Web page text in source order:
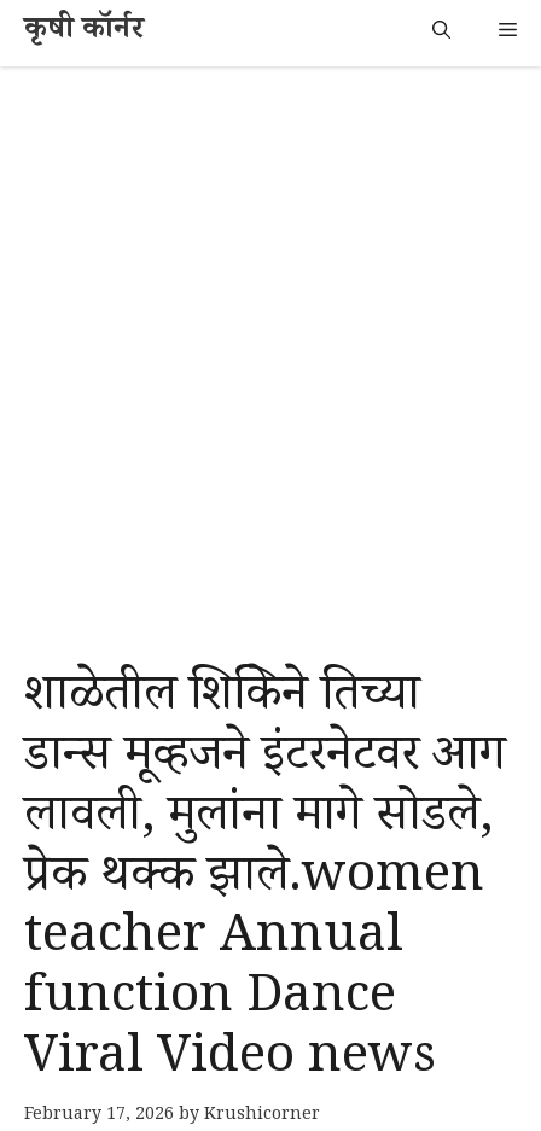
content
कृषी कॉर्नर
शाळेतील शिक्षिकेने तिच्या
डान्स मूव्हजने इंटरनेटवर आग
लावली, मुलांना मागे सोडले,
प्रेक्षक थक्क झाले.women
teacher Annual
function Dance
Viral Video news
February 17, 2026 byKrushicorner